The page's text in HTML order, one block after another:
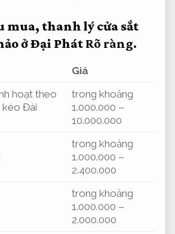
mua, thanh lý cửa sắt
ở Đại Phát Rõ ràng.
Giá
hoạt theo
kéo Đài
trong khoảng
1.000.000 –
10.000.000
trong khoảng
1.000.000 –
2.400.000
trong khoảng
1.000.000 –
2.000.000